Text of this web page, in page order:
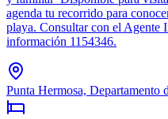
agenda tu recorrido para
playa. Consultar con el Agente
información 1154346.
Punta Hermosa, Departamento